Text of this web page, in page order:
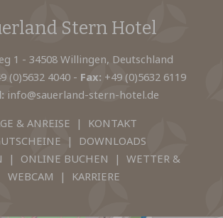
Stern Hotel
1 - 34508 Willingen, Deutschland
(0)5632 4040- Fax: +49 (0)5632 6119
info@sauerland-stern-hotel.de
& ANREISE | KONTAKT
| DOWNLOADS
| ONLINE BUCHEN | WETTER &
WEBCAM | KARRIERE